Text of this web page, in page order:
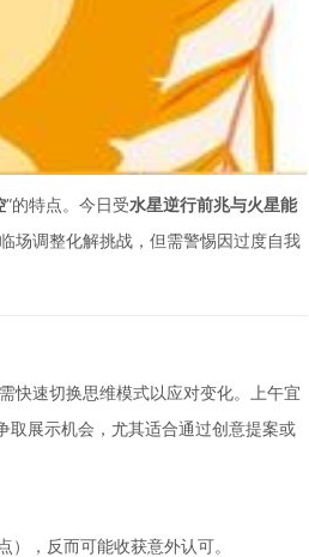
”的特点。今日受水星逆行前兆与火星能
场调整化解挑战，但需警惕因过度自我
快速切换思维模式以应对变化。上午宜
展示机会，尤其适合通过创意提案或
），反而可能收获意外认可。